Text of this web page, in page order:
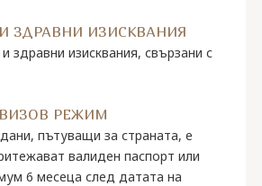
ЗДРАВНИ ИЗИСКВАНИЯ
здравни изисквания, свързани с
РЕЖИМ
пътуващи за страната, е
валиден паспорт или
6 месеца след датата на